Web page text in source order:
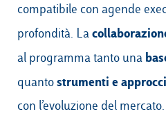
compatibile con agende
profondità. La
al programma tanto una
quantostrumenti e
con l’evoluzione del mercato.